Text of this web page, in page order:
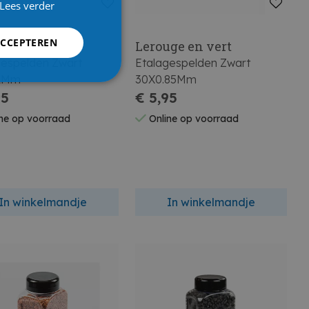
en vert
Zwart
op voorraad
In winkelmandje
Lerouge en vert
Etalagespelden Zwart
30X0.85Mm
€ 5,95
Online op voorraad
In winkelmandje
Lees verder